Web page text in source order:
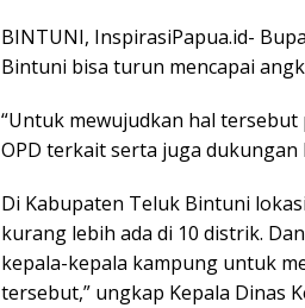
BINTUNI, InspirasiPapua.id-
Bintuni bisa turun mencapai
“Untuk mewujudkan hal tersebut
OPD terkait serta juga
Di Kabupaten Teluk Bintuni
kurang lebih ada di 10 distrik.
kepala-kepala kampung untuk
tersebut,” ungkap Kepala Dinas